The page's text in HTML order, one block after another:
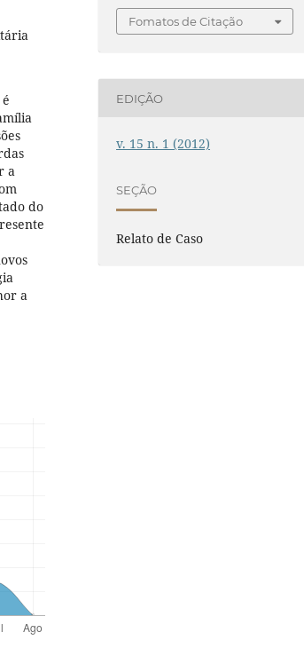
a
do
a
Fomatos de Citação
EDIÇÃO
v. 15 n. 1 (2012)
SEÇÃO
Relato de Caso